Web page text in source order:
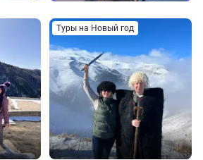
Туры на Новый год